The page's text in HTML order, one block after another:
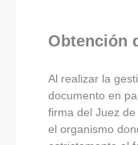
Obtención
Al realizar la
documento en
firma del Juez
el organismo